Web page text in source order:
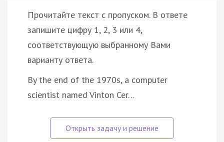
Прочитайте текст с пропуском. В ответе
запишите цифру 1, 2, 3 или 4,
соответствующую выбранному Вами
варианту ответа.
By the end of the 1970s, a computer
scientist named Vinton Cer…